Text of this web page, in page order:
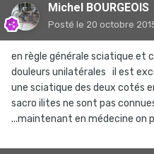
Michel BOURGEOIS
Posté le 20 octobre
en règle générale sciatique et
douleurs unilatérales il est
une sciatique des deux cotés
sacro ilites ne sont pas
...maintenant en médecine on